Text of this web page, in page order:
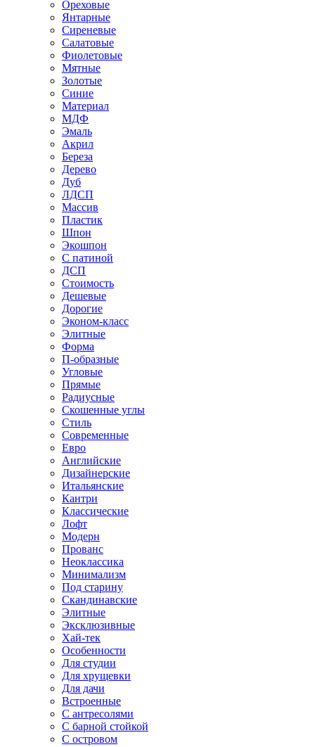
Ореховые
Янтарные
Сиреневые
Салатовые
Фиолетовые
Мятные
Золотые
Синие
Материал
МДФ
Эмаль
Акрил
Береза
Дерево
Дуб
ЛДСП
Массив
Пластик
Шпон
Экошпон
С патиной
ДСП
Стоимость
Дешевые
Дорогие
Эконом-класс
Элитные
Форма
П-образные
Угловые
Прямые
Радиусные
Скошенные углы
Стиль
Современные
Евро
Английские
Дизайнерские
Итальянские
Кантри
Классические
Лофт
Модерн
Прованс
Неоклассика
Минимализм
Под старину
Скандинавские
Элитные
Эксклюзивные
Хай-тек
Особенности
Для студии
Для хрущевки
Для дачи
Встроенные
С антресолями
С барной стойкой
С островом